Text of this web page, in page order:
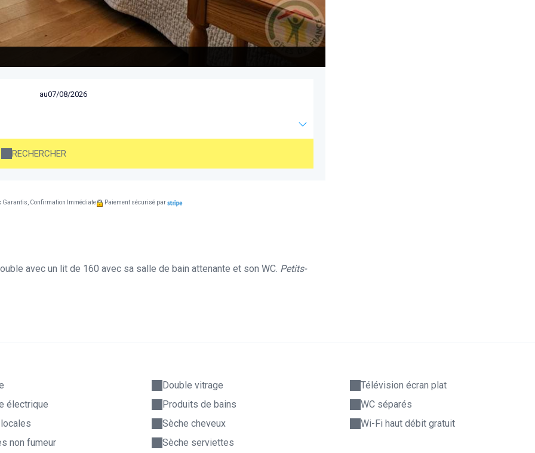
au
RECHERCHER
Garantis, Confirmation Immédiate Paiement sécurisé par
avec un lit de 160 avec sa salle de bain attenante et son WC. Petits-
électrique
non fumeur
Double vitrage
Produits de bains
Sèche cheveux
Sèche serviettes
Télévision écran plat
WC séparés
Wi-Fi haut débit gratuit